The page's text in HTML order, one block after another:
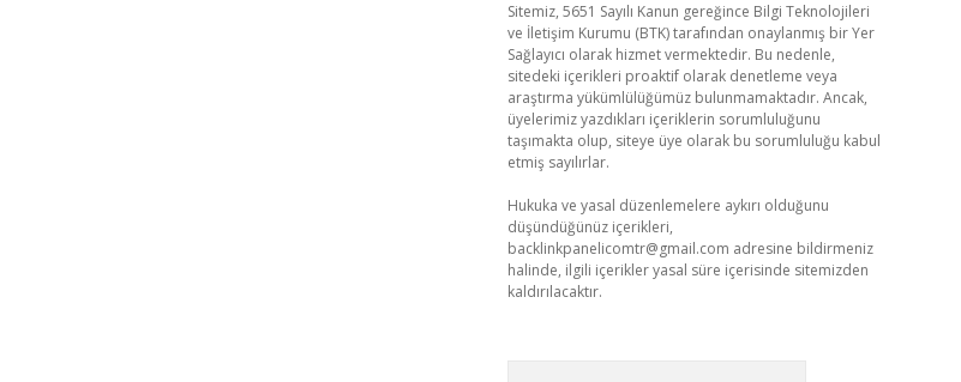
Sitemiz, 5651 Sayılı Kanun gereğince Bilgi Teknolojileri
ve İletişim Kurumu (BTK) tarafından onaylanmış bir Yer
Sağlayıcı olarak hizmet vermektedir. Bu nedenle,
sitedeki içerikleri proaktif olarak denetleme veya
araştırma yükümlülüğümüz bulunmamaktadır. Ancak,
üyelerimiz yazdıkları içeriklerin sorumluluğunu
taşımakta olup, siteye üye olarak bu sorumluluğu kabul
etmiş sayılırlar.
Hukuka ve yasal düzenlemelere aykırı olduğunu
düşündüğünüz içerikleri,
backlinkpanelicomtr@gmail.com adresine bildirmeniz
halinde, ilgili içerikler yasal süre içerisinde sitemizden
kaldırılacaktır.